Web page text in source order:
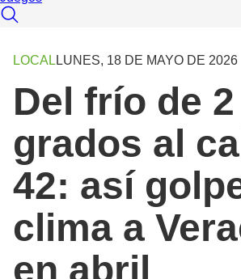
LOCAL LUNES, 18 DE MAYO DE 2026
Del frío de 2
grados al
42: así
clima a
en abril